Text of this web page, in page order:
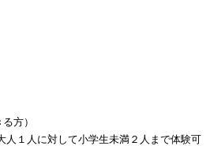
方）
人１人に対して小学生未満２人まで体験可